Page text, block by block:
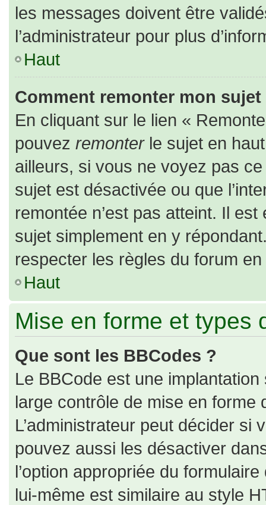
les messages doivent être
l’administrateur pour plus
Haut
Comment remonter mon sujet
En cliquant sur le lien «
pouvez remonterle sujet en
ailleurs, si vous ne voyez pas
sujet est désactivée ou que
remontée n’est pas atteint. Il
sujet simplement en y
respecter les règles du forum
Haut
Mise en forme et types
Que sont les BBCodes ?
Le BBCode est une
large contrôle de mise en forme
L’administrateur peut décider
pouvez aussi les désactiver
l’option appropriée du
lui-même est similaire au style